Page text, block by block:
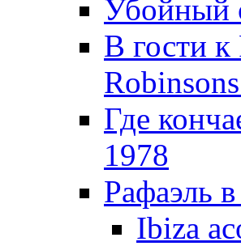
Убойный
В гости
Где
1978
Рафаэль
Ibiza